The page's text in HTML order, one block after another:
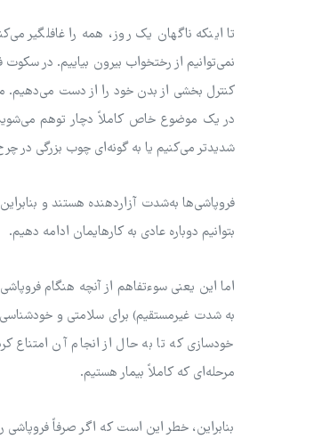
تا اینکه ناگهان یک روز، همه را غافلگیر
نمی‌توانیم از رختخواب بیرون بیاییم. در
کنترل بخشی از بدن خود را از دست می‌دهیم.
در یک موضوع خاص کاملاً دچار توهم می‌شویم.
شدیدتر می‌کنیم یا به گونه‌ای چوب بزرگی در
فروپاشی‌ها به‌شدت آزاردهنده هستند و
بتوانیم دوباره عادی به کارهایمان ادامه دهیم.
اما این یعنی سوءتفاهم از آنچه هنگام
به شدت غیرمستقیم) برای سلامتی و
خودسازی که تا به حال از انجام آن
مرحله‌ای که کاملاً بیمار هستیم.
بنابراین، خطر این است که اگر صرفاً فروپاشی